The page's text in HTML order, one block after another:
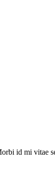
id mi vitae